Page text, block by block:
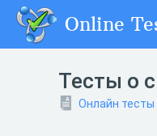
Online
Тесты о
Онлайн тесты